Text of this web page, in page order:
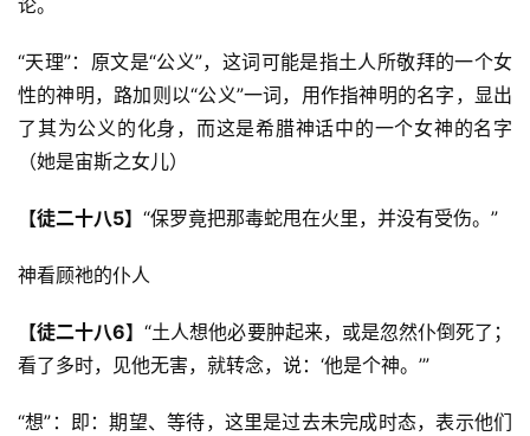
论。
“天理”：原文是“公义”，这词可能是指土人所敬拜的一个女
性的神明，路加则以“公义”一词，用作指神明的名字，显出
了其为公义的化身，而这是希腊神话中的一个女神的名字
（她是宙斯之女儿）
【徒二十八5】 “保罗竟把那毒蛇甩在火里，并没有受伤。”
神看顾祂的仆人
【徒二十八6】“土人想他必要肿起来，或是忽然仆倒死了；
看了多时，见他无害，就转念，说：‘他是个神。’”
“想”：即：期望、等待，这里是过去未完成时态，表示他们